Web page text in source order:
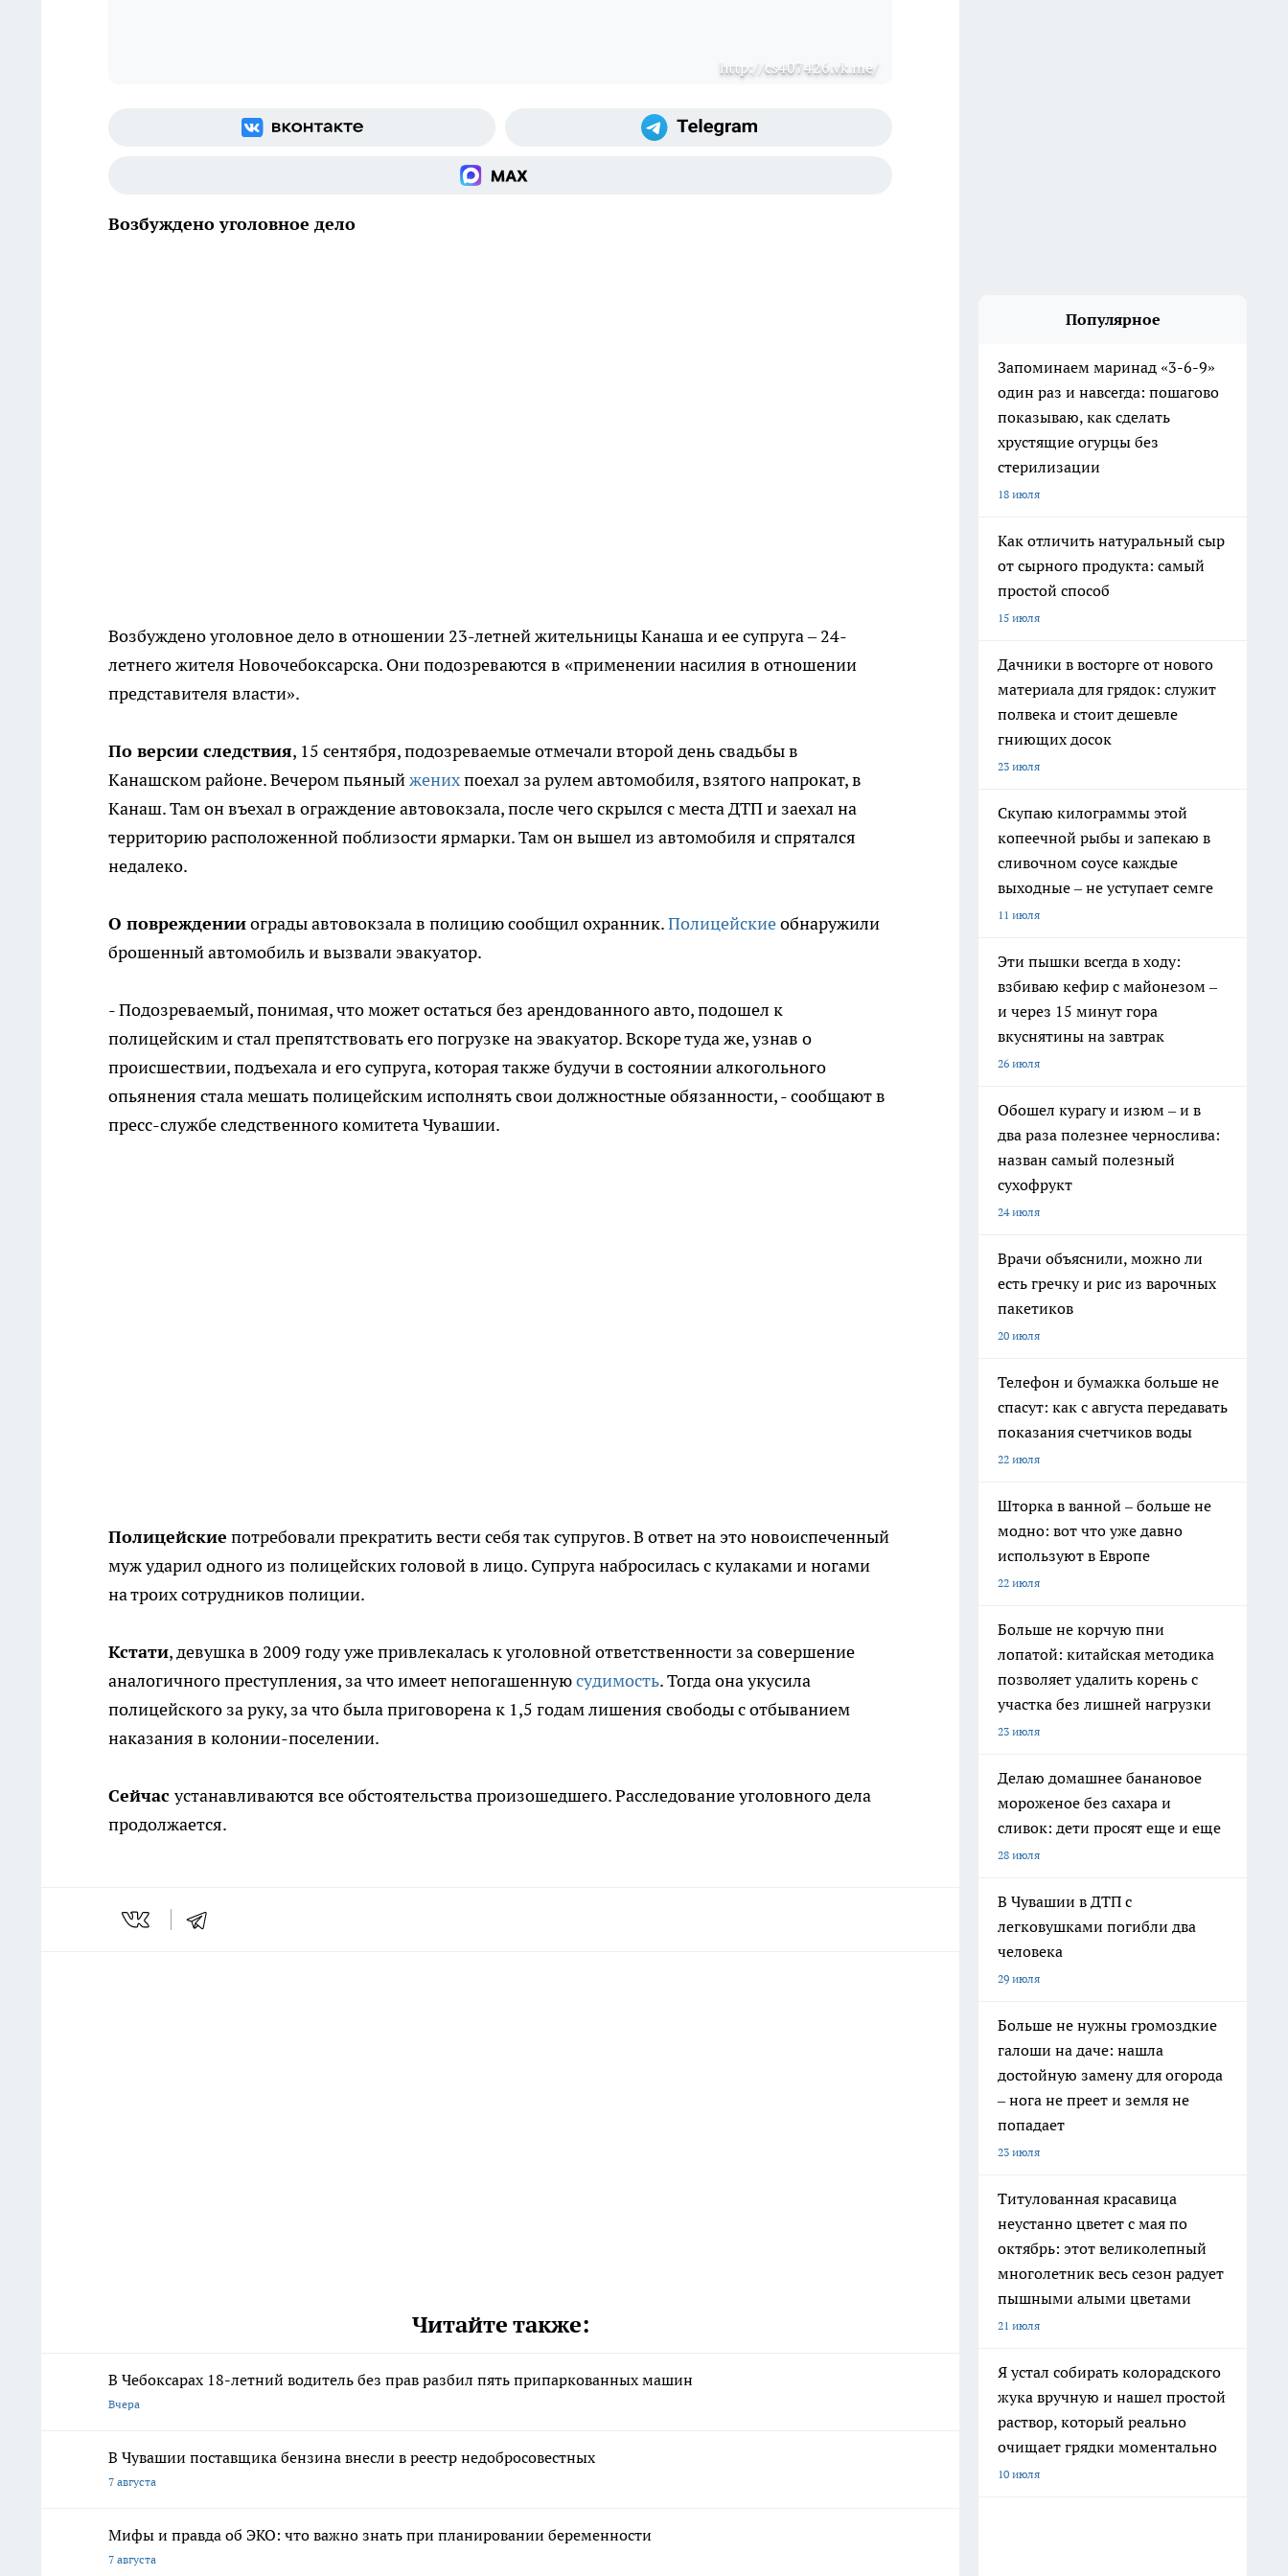
http://cs407426.vk.me/
Возбуждено уголовное дело
Возбуждено уголовное дело в отношении 23-летней жительницы Канаша и ее супруга – 24-
летнего жителя Новочебоксарска. Они подозреваются в «применении насилия в отношении
представителя власти».
По версии следствия, 15 сентября, подозреваемые отмечали второй день свадьбы в
Канашском районе. Вечером пьяныйженихпоехал за рулем автомобиля, взятого напрокат, в
Канаш. Там он въехал в ограждение автовокзала, после чего скрылся с места ДТП и заехал на
территорию расположенной поблизости ярмарки. Там он вышел из автомобиля и спрятался
недалеко.
О поврежденииограды автовокзала в полицию сообщил охранник.Полицейскиеобнаружили
брошенный автомобиль и вызвали эвакуатор.
- Подозреваемый, понимая, что может остаться без арендованного авто, подошел к
полицейским и стал препятствовать его погрузке на эвакуатор. Вскоре туда же, узнав о
происшествии, подъехала и его супруга, которая также будучи в состоянии алкогольного
опьянения стала мешать полицейским исполнять свои должностные обязанности, - сообщают в
пресс-службе следственного комитета Чувашии.
Полицейские потребовали прекратить вести себя так супругов. В ответ на это новоиспеченный
муж ударил одного из полицейских головой в лицо. Супруга набросилась с кулаками и ногами
на троих сотрудников полиции.
Кстати, девушка в 2009 году уже привлекалась к уголовной ответственности за совершение
аналогичного преступления, за что имеет непогашеннуюсудимость. Тогда она укусила
полицейского за руку, за что была приговорена к 1,5 годам лишения свободы с отбыванием
наказания в колонии-поселении.
Сейчасустанавливаются все обстоятельства произошедшего. Расследование уголовного дела
продолжается.
Читайте также:
В Чебоксарах 18-летний водитель без прав разбил пять припаркованных машин
Вчера
В Чувашии поставщика бензина внесли в реестр недобросовестных
7 августа
Мифы и правда об ЭКО: что важно знать при планировании беременности
7 августа
Популярное
Запоминаем маринад «3-6-9»
один раз и навсегда: пошагово
показываю, как сделать
хрустящие огурцы без
стерилизации
18 июля
Как отличить натуральный сыр
от сырного продукта: самый
простой способ
15 июля
Дачники в восторге от нового
материала для грядок: служит
полвека и стоит дешевле
гниющих досок
23 июля
Скупаю килограммы этой
копеечной рыбы и запекаю в
сливочном соусе каждые
выходные – не уступает семге
11 июля
Эти пышки всегда в ходу:
взбиваю кефир с майонезом –
и через 15 минут гора
вкуснятины на завтрак
26 июля
Обошел курагу и изюм – и в
два раза полезнее чернослива:
назван самый полезный
сухофрукт
24 июля
Врачи объяснили, можно ли
есть гречку и рис из варочных
пакетиков
20 июля
Телефон и бумажка больше не
спасут: как с августа передавать
показания счетчиков воды
22 июля
Шторка в ванной – больше не
модно: вот что уже давно
используют в Европе
22 июля
Больше не корчую пни
лопатой: китайская методика
позволяет удалить корень с
участка без лишней нагрузки
23 июля
Делаю домашнее банановое
мороженое без сахара и
сливок: дети просят еще и еще
28 июля
В Чувашии в ДТП с
легковушками погибли два
человека
29 июля
Больше не нужны громоздкие
галоши на даче: нашла
достойную замену для огорода
– нога не преет и земля не
попадает
23 июля
Титулованная красавица
неустанно цветет с мая по
октябрь: этот великолепный
многолетник весь сезон радует
пышными алыми цветами
21 июля
Я устал собирать колорадского
жука вручную и нашел простой
раствор, который реально
очищает грядки моментально
10 июля